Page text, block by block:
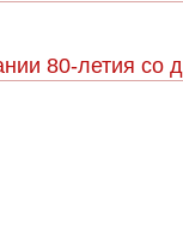
80-летия со